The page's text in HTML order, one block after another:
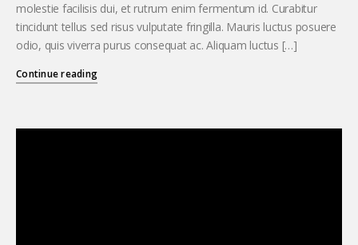
molestie facilisis dui, et rutrum enim fermentum id. Curabitur
tincidunt tellus sed risus vulputate fringilla. Mauris luctus posuere
odio, quis viverra purus consequat ac. Aliquam luctus […]
Continue reading